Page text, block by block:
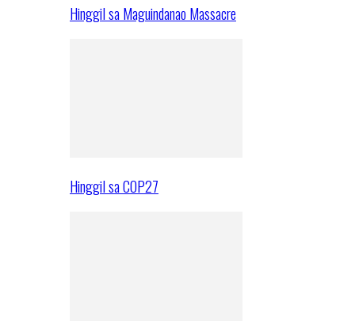
Hinggil sa Maguindanao Massacre
Hinggil sa COP27